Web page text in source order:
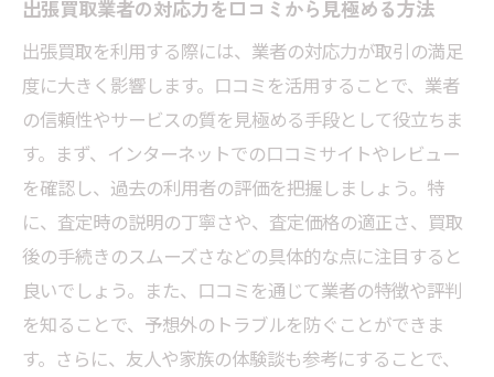
出張買取業者の対応力を口コミから見極める方法
出張買取を利用する際には、業者の対応力が取引の満足
度に大きく影響します。口コミを活用することで、業者
の信頼性やサービスの質を見極める手段として役立ちま
す。まず、インターネットでの口コミサイトやレビュー
を確認し、過去の利用者の評価を把握しましょう。特
に、査定時の説明の丁寧さや、査定価格の適正さ、買取
後の手続きのスムーズさなどの具体的な点に注目すると
良いでしょう。また、口コミを通じて業者の特徴や評判
を知ることで、予想外のトラブルを防ぐことができま
す。さらに、友人や家族の体験談も参考にすることで、